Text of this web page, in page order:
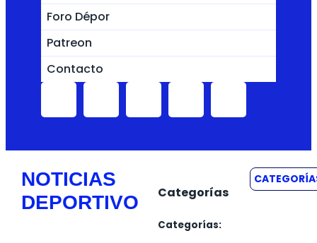
Foro Dépor
Patreon
Contacto
NOTICIAS
DEPORTIVO
Categorías
Categorías: